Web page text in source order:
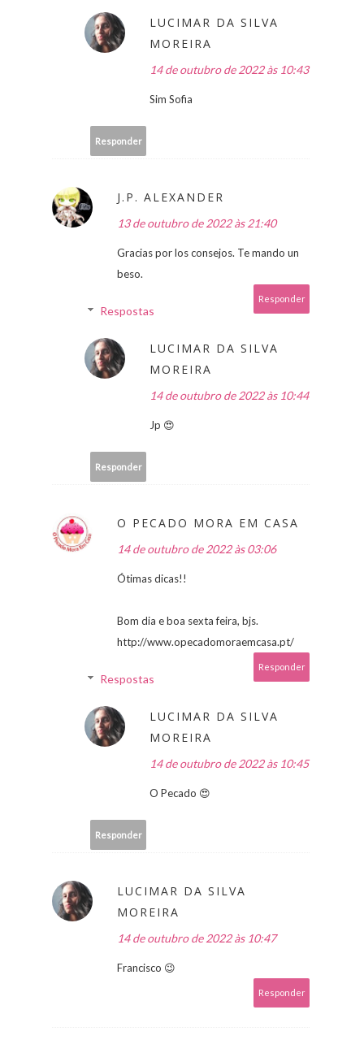
LUCIMAR DA SILVA
MOREIRA
14 de outubro de 2022 às 10:43
Sim Sofia
Responder
J.P. ALEXANDER
13 de outubro de 2022 às 21:40
Gracias por los consejos. Te mando un
beso.
Responder
Respostas
LUCIMAR DA SILVA
MOREIRA
14 de outubro de 2022 às 10:44
Jp 😍
Responder
O PECADO MORA EM CASA
14 de outubro de 2022 às 03:06
Ótimas dicas!!
Bom dia e boa sexta feira, bjs.
http://www.opecadomoraemcasa.pt/
Responder
Respostas
LUCIMAR DA SILVA
MOREIRA
14 de outubro de 2022 às 10:45
O Pecado 😍
Responder
LUCIMAR DA SILVA
MOREIRA
14 de outubro de 2022 às 10:47
Francisco 😉
Responder